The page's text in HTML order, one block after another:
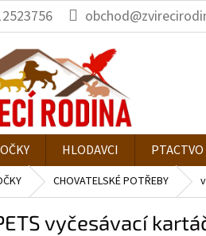
HLODAVCI PTACTVO
CHOVATELSKÉ POTŘEBY
vyčesávací